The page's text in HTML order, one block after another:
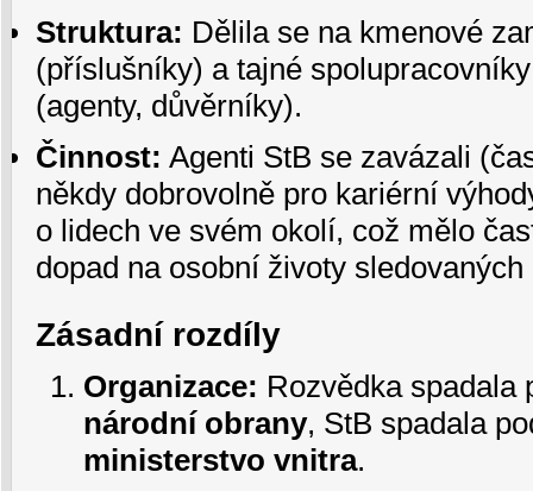
Struktura: Dělila se na kmenové
(příslušníky) a tajné
(agenty, důvěrníky).
Činnost: Agenti StB se zavázali
někdy dobrovolně pro kariérní
o lidech ve svém okolí, což mělo
dopad na osobní životy sledovaných
Zásadní rozdíly
Organizace: Rozvědka spadala
národní obrany, StB spadala
ministerstvo vnitra.